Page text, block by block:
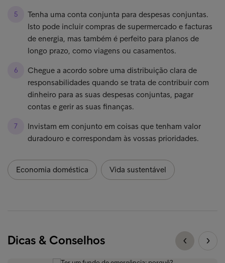
Tenha uma conta conjunta para despesas conjuntas.
Isto pode incluir compras de supermercado e facturas
de energia, mas também é perfeito para planos de
longo prazo, como viagens ou casamentos.
Chegue a acordo sobre uma distribuição clara de
responsabilidades quando se trata de contribuir com
dinheiro para as suas despesas conjuntas, pagar
contas e gerir as suas finanças.
Invistam em conjunto em coisas que tenham valor
duradouro e correspondam às vossas prioridades.
Economia doméstica Vida sustentável
Dicas & Conselhos